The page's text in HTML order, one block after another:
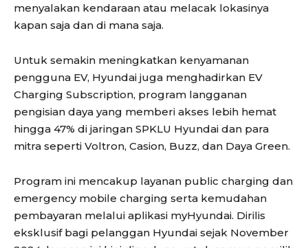
menyalakan kendaraan atau melacak lokasinya
kapan saja dan di mana saja.
Untuk semakin meningkatkan kenyamanan
pengguna EV, Hyundai juga menghadirkan EV
Charging Subscription, program langganan
pengisian daya yang memberi akses lebih hemat
hingga 47% di jaringan SPKLU Hyundai dan para
mitra seperti Voltron, Casion, Buzz, dan Daya Green.
Program ini mencakup layanan public charging dan
emergency mobile charging serta kemudahan
pembayaran melalui aplikasi myHyundai. Dirilis
eksklusif bagi pelanggan Hyundai sejak November